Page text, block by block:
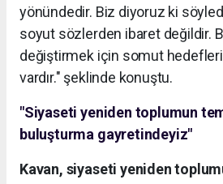
yönündedir. Biz diyoruz ki
soyut sözlerden ibaret değildir.
değiştirmek için somut
vardır." şeklinde konuştu.
"Siyaseti yeniden toplumun
buluşturma gayretindeyiz"
Kavan, siyaseti yeniden